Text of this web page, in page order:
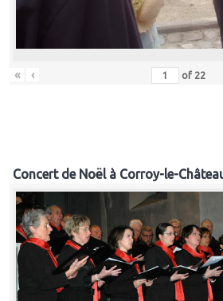
« ‹ of 22
Concert de Noël à Corroy-le-